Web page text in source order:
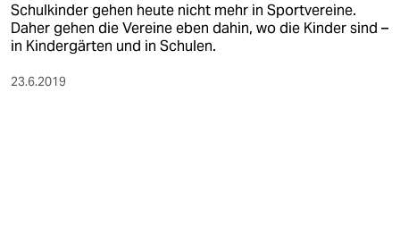
Schulkinder gehen heute nicht mehr in Sportvereine.
Daher gehen die Vereine eben dahin, wo die Kinder sind –
in Kindergärten und in Schulen.
23.6.2019